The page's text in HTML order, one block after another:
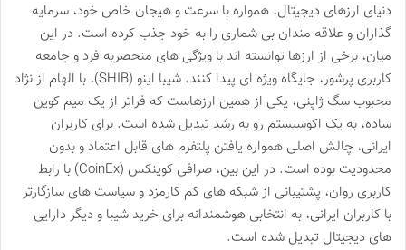
دنیای ارزهای دیجیتال، همواره با سرعت و هیجان خاص خود، سرمایه
گذاران و علاقه مندان بی شماری را به خود جذب کرده است. در این
میان، برخی از ارزها توانسته اند با ویژگی های منحصربه فرد و جامعه
کاربری پرشور، جایگاه ویژه ای پیدا کنند. شیبا اینو (SHIB)، با الهام از نژاد
محبوب سگ ژاپنی، یکی از همین ارزهاست که فراتر از یک میم کوین
ساده، به یک اکوسیستم رو به رشد تبدیل شده است. برای کاربران
ایرانی، چالش اصلی همواره یافتن پلتفرم های قابل اعتماد و بدون
محدودیت بوده است. در این بین، صرافی کوینکس (CoinEx) با رابط
کاربری روان، پشتیبانی از شبکه های کم کارمزد و سیاست های سازگارتر
با کاربران ایرانی، به انتخابی هوشمندانه برای خرید شیبا و دیگر دارایی
های دیجیتال تبدیل شده است.